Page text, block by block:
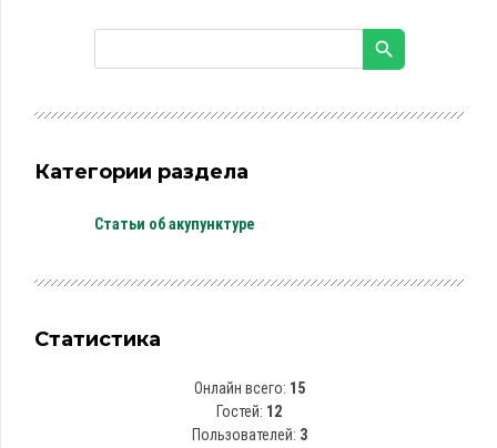
Категории раздела
Статьи об акупунктуре
Статистика
Онлайн всего: 15
Гостей: 12
Пользователей: 3